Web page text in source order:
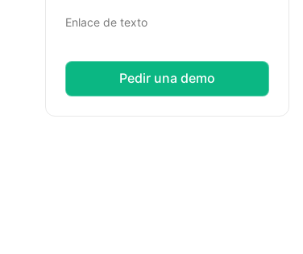
Enlace de texto
Pedir una demo